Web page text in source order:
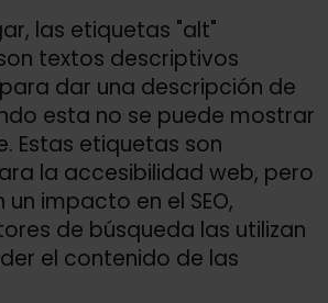
las etiquetas "alt"
textos descriptivos
dar una descripción de
esta no se puede mostrar
Estas etiquetas son
la accesibilidad web, pero
impacto en el SEO,
de búsqueda las utilizan
el contenido de las